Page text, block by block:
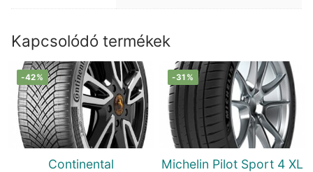
Kapcsolódó termékek
-42%
Continental
-31%
Michelin Pilot Sport 4 XL